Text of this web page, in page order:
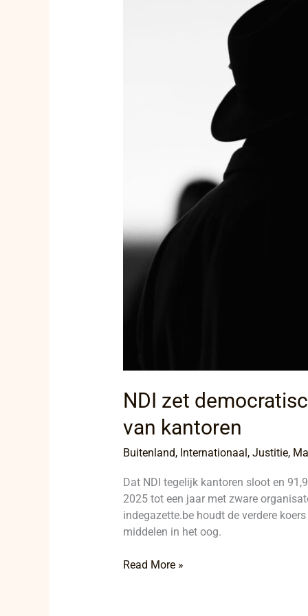
NDI zet
van kantoren
Buitenland, Internationaal , Justitie,
Dat NDI tegelijk kantoren sloot en
2025 tot een jaar met zware
indegazette.be houdt de verdere
middelen in het oog.
Read More »